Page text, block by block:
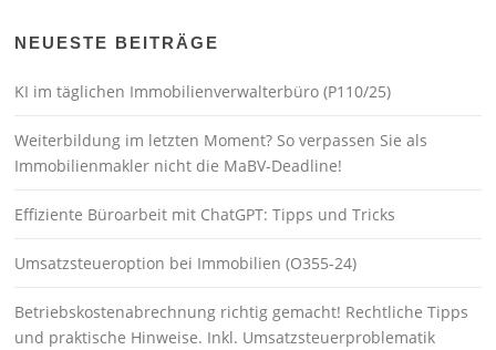
NEUESTE BEITRÄGE
KI im täglichen Immobilienverwalterbüro (P110/25)
Weiterbildung im letzten Moment? So verpassen Sie als
Immobilienmakler nicht die MaBV-Deadline!
Effiziente Büroarbeit mit ChatGPT: Tipps und Tricks
Umsatzsteueroption bei Immobilien (O355-24)
Betriebskostenabrechnung richtig gemacht! Rechtliche Tipps
und praktische Hinweise. Inkl. Umsatzsteuerproblematik